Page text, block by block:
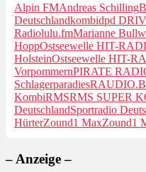
Alpin FMAndreas Schilling
Deutschlandkombidpd
Radiolulu.fmMarianne
HoppOstseewelle HIT-
HolsteinOstseewelle HIT-
VorpommernPIRATE
Schlagerparadies
KombiRMSRMS SUPER
DeutschlandSportradio
HürterZound1 MaxZound1
– Anzeige –